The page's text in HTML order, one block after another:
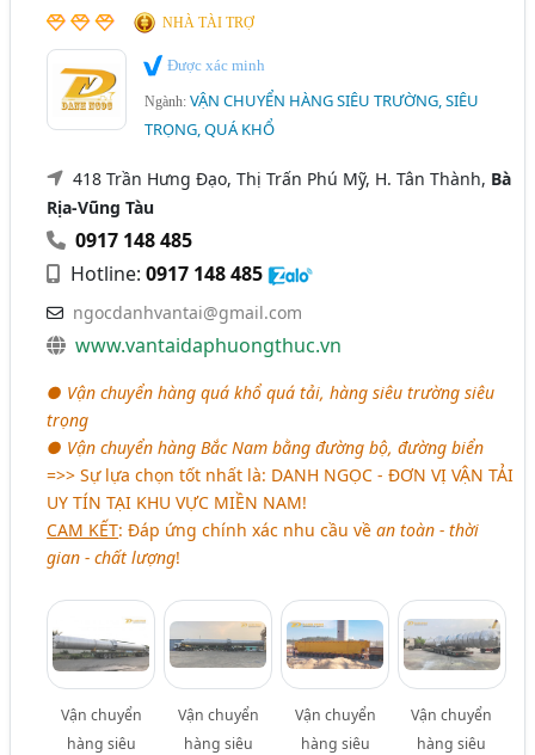
NHÀ TÀI TRỢ
Được xác minh
Ngành:VẬN CHUYỂN HÀNG SIÊU TRƯỜNG, SIÊU
TRỌNG, QUÁ KHỔ
418 Trần Hưng Đạo, Thị Trấn Phú Mỹ, H. Tân Thành, Bà
Rịa-Vũng Tàu
0917 148 485
Hotline:0917 148 485
ngocdanhvantai@gmail.com
www.vantaidaphuongthuc.vn
● Vận chuyển hàng quá khổ quá tải, hàng siêu trường siêu
trọng
● Vận chuyển hàng Bắc Nam bằng đường bộ, đường biển
=>> Sự lựa chọn tốt nhất là: DANH NGỌC - ĐƠN VỊ VẬN TẢI
UY TÍN TẠI KHU VỰC MIỀN NAM!
CAM KẾT: Đáp ứng chính xác nhu cầu vềan toàn - thời
gian - chất lượng!
Vận chuyển
hàng siêu
Vận chuyển
hàng siêu
Vận chuyển
hàng siêu
Vận chuyển
hàng siêu